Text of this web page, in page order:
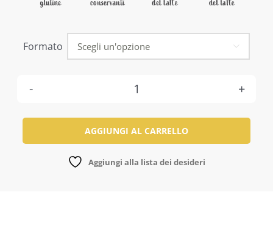
Formato 
Porchetta
Umbra
a
Fette
AGGIUNGI AL CARRELLO
Aggiungi alla lista dei desideri